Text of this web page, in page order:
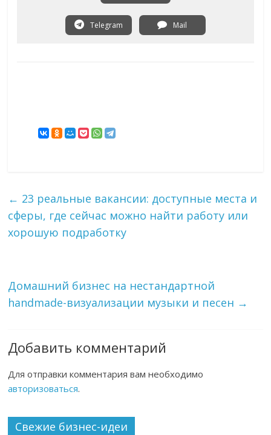
Telegram Mail
← 23 реальные вакансии: доступные места и
сферы, где сейчас можно найти работу или
хорошую подработку
Домашний бизнес на нестандартной
handmade-визуализации музыки и песен →
Добавить комментарий
Для отправки комментария вам необходимо
авторизоваться.
Свежие бизнес-идеи